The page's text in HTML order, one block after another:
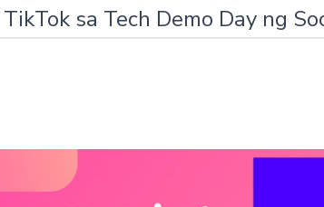
sa Tech Demo Day ng